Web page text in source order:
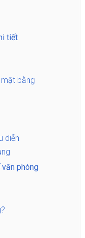
tiết
bằng
diễn
phòng